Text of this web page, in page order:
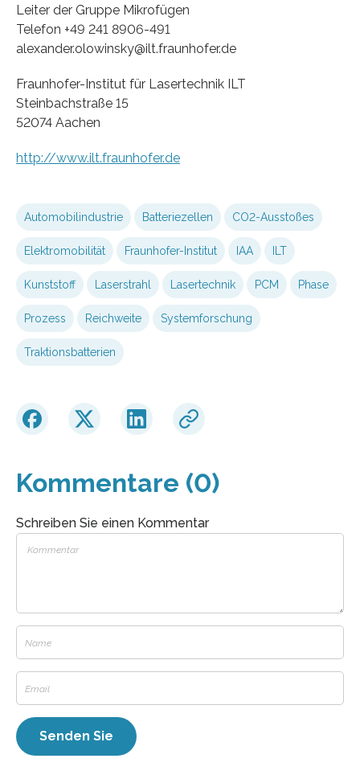
Leiter der Gruppe Mikrofügen
Telefon +49 241 8906-491
alexander.olowinsky@ilt.fraunhofer.de
Fraunhofer-Institut für Lasertechnik ILT
Steinbachstraße 15
52074 Aachen
http://www.ilt.fraunhofer.de
Automobilindustrie Batteriezellen CO2-Ausstoßes
Elektromobilität Fraunhofer-Institut IAA ILT
Kunststoff Laserstrahl Lasertechnik PCM Phase
Prozess Reichweite Systemforschung
Traktionsbatterien
Kommentare (0)
Schreiben Sie einen Kommentar